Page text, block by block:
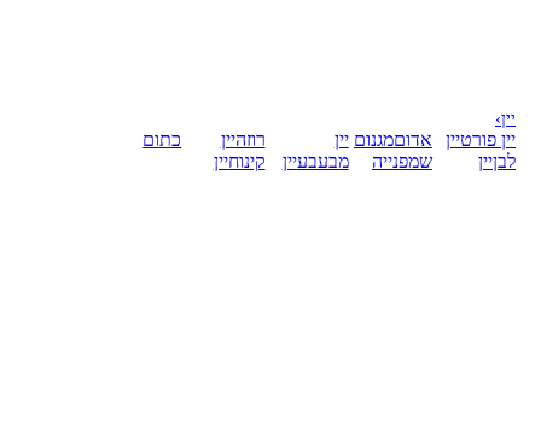
יין›
יין פורטיין
לבןיין
אדוםמגנום
שמפנייה
יין
מבעבעיין
רוזהיין
קינוחיין
כתום